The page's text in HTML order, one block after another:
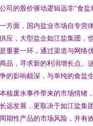
司的股价驱动逻辑远非“食盐
方面，国内盐业市场自专营
应，大型盐企如江盐集团，
重要一环，通过渠道与网络
品，寻求新的利润增长点。
的影响颇深，与单纯的食盐
核废水事件带来的市场情绪
远发展，更取决于如江盐集
期性产品的市场风险，并有